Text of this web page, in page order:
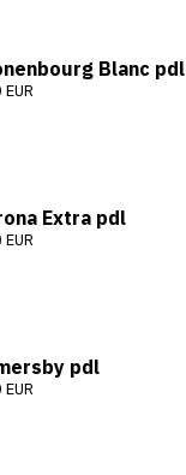
Blanc pdl
Extra pdl
pdl